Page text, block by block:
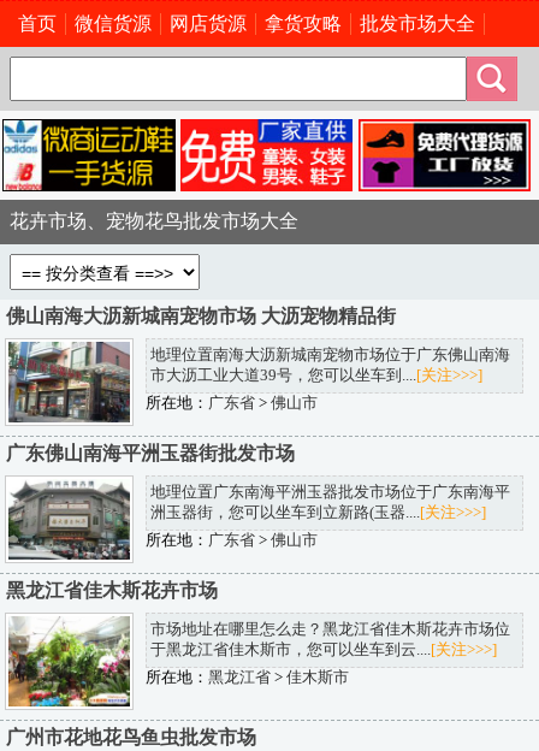
首页 微信货源 网店货源 拿货攻略 批发市场大全
花卉市场、宠物花鸟批发市场大全
佛山南海大沥新城南宠物市场 大沥宠物精品街
地理位置南海大沥新城南宠物市场位于广东佛山南海
市大沥工业大道39号，您可以坐车到.... [关注>>>]
所在地： 广东省> 佛山市
广东佛山南海平洲玉器街批发市场
地理位置广东南海平洲玉器批发市场位于广东南海平
洲玉器街，您可以坐车到立新路(玉器.... [关注>>>]
所在地： 广东省> 佛山市
黑龙江省佳木斯花卉市场
市场地址在哪里怎么走？黑龙江省佳木斯花卉市场位
于黑龙江省佳木斯市，您可以坐车到云.... [关注>>>]
所在地： 黑龙江省> 佳木斯市
广州市花地花鸟鱼虫批发市场